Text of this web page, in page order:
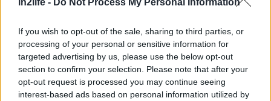
If you wish to opt-out of the sale, sharing to third parties, or
processing of your personal or sensitive information for
targeted advertising by us, please use the below opt-out
section to confirm your selection. Please note that after your
opt-out request is processed you may continue seeing
interest-based ads based on personal information utilized by